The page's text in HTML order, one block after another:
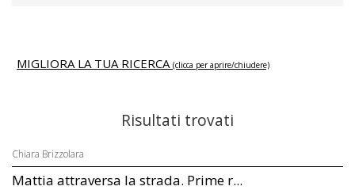
MIGLIORA LA TUA RICERCA (clicca per aprire/chiudere)
Risultati trovati
Chiara Brizzolara
Mattia attraversa la strada. Prime r...